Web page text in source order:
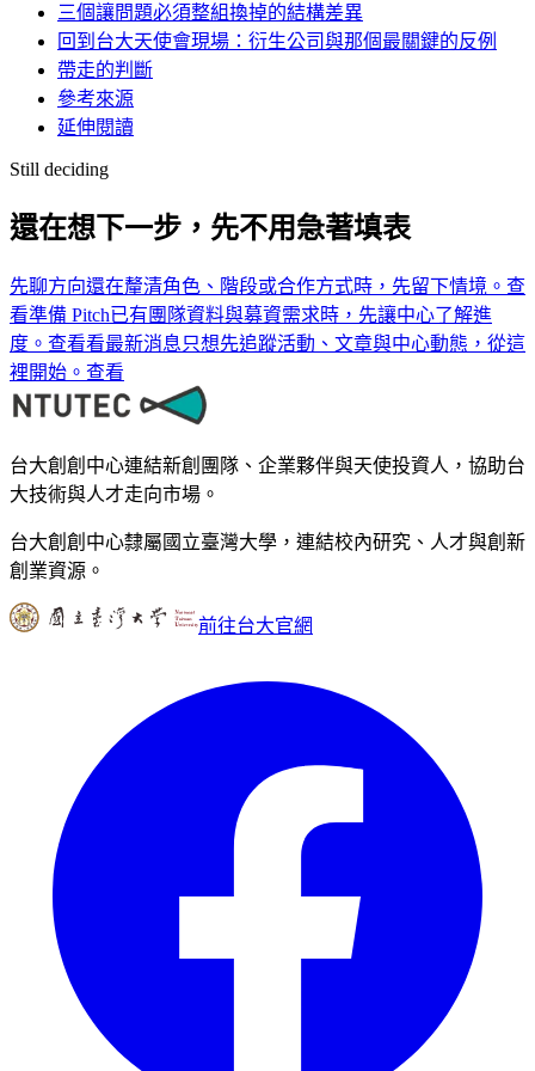
三個讓問題必須整組換掉的結構差異
回到台大天使會現場：衍生公司與那個最關鍵的反例
帶走的判斷
參考來源
延伸閱讀
Still deciding
還在想下一步，先不用急著填表
先聊方向還在釐清角色、階段或合作方式時，先留下情境。 查
看準備 Pitch已有團隊資料與募資需求時，先讓中心了解進
度。 查看看最新消息只想先追蹤活動、文章與中心動態，從這
裡開始。 查看
台大創創中心連結新創團隊、企業夥伴與天使投資人，協助台
大技術與人才走向市場。
台大創創中心隸屬國立臺灣大學，連結校內研究、人才與創新
創業資源。
前往台大官網